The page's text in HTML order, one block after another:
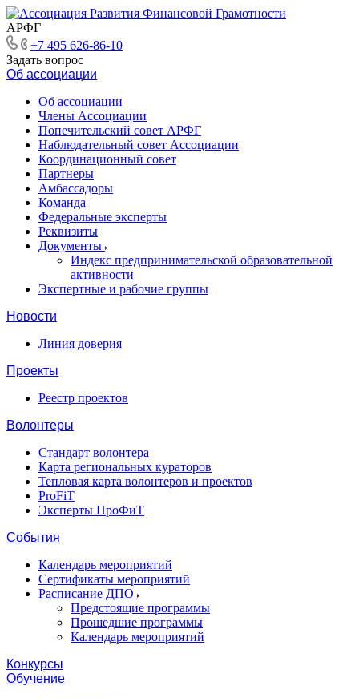
АРФГ
+7 495 626-86-10
Задать вопрос
Об ассоциации
Об ассоциации
Члены Ассоциации
Попечительский совет АРФГ
Наблюдательный совет Ассоциации
Координационный совет
Партнеры
Амбассадоры
Команда
Федеральные эксперты
Реквизиты
Документы
Индекс предпринимательской образовательной
активности
Экспертные и рабочие группы
Новости
Линия доверия
Проекты
Реестр проектов
Волонтеры
Стандарт волонтера
Карта региональных кураторов
Тепловая карта волонтеров и проектов
ProFiT
Эксперты ПроФиТ
События
Календарь мероприятий
Сертификаты мероприятий
Расписание ДПО
Предстоящие программы
Прошедшие программы
Календарь мероприятий
Конкурсы
Обучение